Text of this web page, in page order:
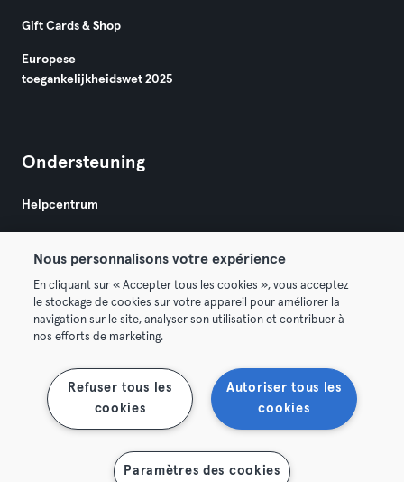
Gift Cards & Shop
Europese
toegankelijkheidswet 2025
Ondersteuning
Helpcentrum
Algemene Voorwaarden
Membership opzeggen Trek hier je contract terug
Nous personnalisons votre expérience
En cliquant sur « Accepter tous les cookies », vous acceptez
le stockage de cookies sur votre appareil pour améliorer la
navigation sur le site, analyser son utilisation et contribuer à
nos efforts de marketing.
Autoriser tous les
cookies
Refuser tous les
cookies
Paramètres des cookies